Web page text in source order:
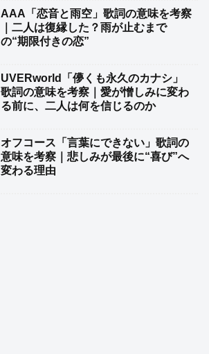
AAA「恋音と雨空」歌詞の意味を考察
｜二人は復縁した？雨が止むまで
の“期限付きの恋”
UVERworld「儚くも永久のカナシ」
歌詞の意味を考察｜愛が憎しみに変わ
る前に、二人は何を信じるのか
オフコース「言葉にできない」歌詞の
意味を考察｜悲しみが最後に“喜び”へ
変わる理由